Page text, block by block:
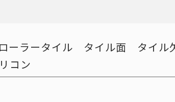
ローラータイル タイル面 タイ
コン